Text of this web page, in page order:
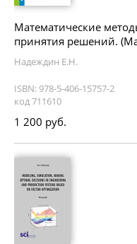
Математические
принятия решений.
Надеждин Е.Н.
ISBN: 978-5-406-15757-2
код 711610
1 200 руб.